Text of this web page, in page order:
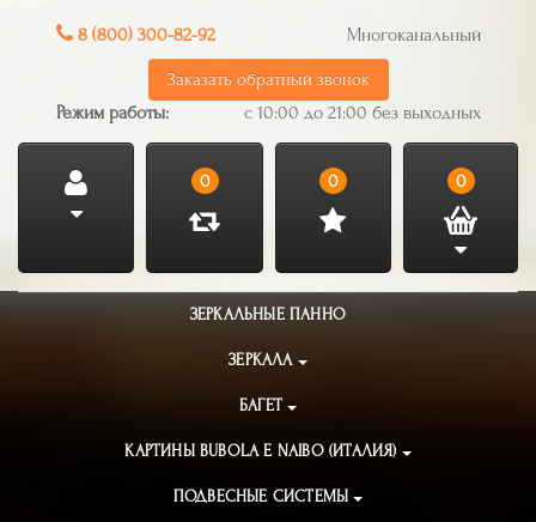
8 (800) 300-82-92 Многоканальный
Заказать обратный звонок
Режим работы: с 10:00 до 21:00 без выходных
0 0 0
ЗЕРКАЛЬНЫЕ ПАННО
ЗЕРКАЛА
БАГЕТ
КАРТИНЫ BUBOLA E NAIBO (ИТАЛИЯ)
ПОДВЕСНЫЕ СИСТЕМЫ